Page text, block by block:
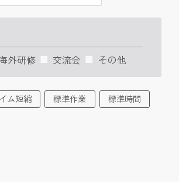
外研修 交流会 その他
ム短縮 標準作業 標準時間